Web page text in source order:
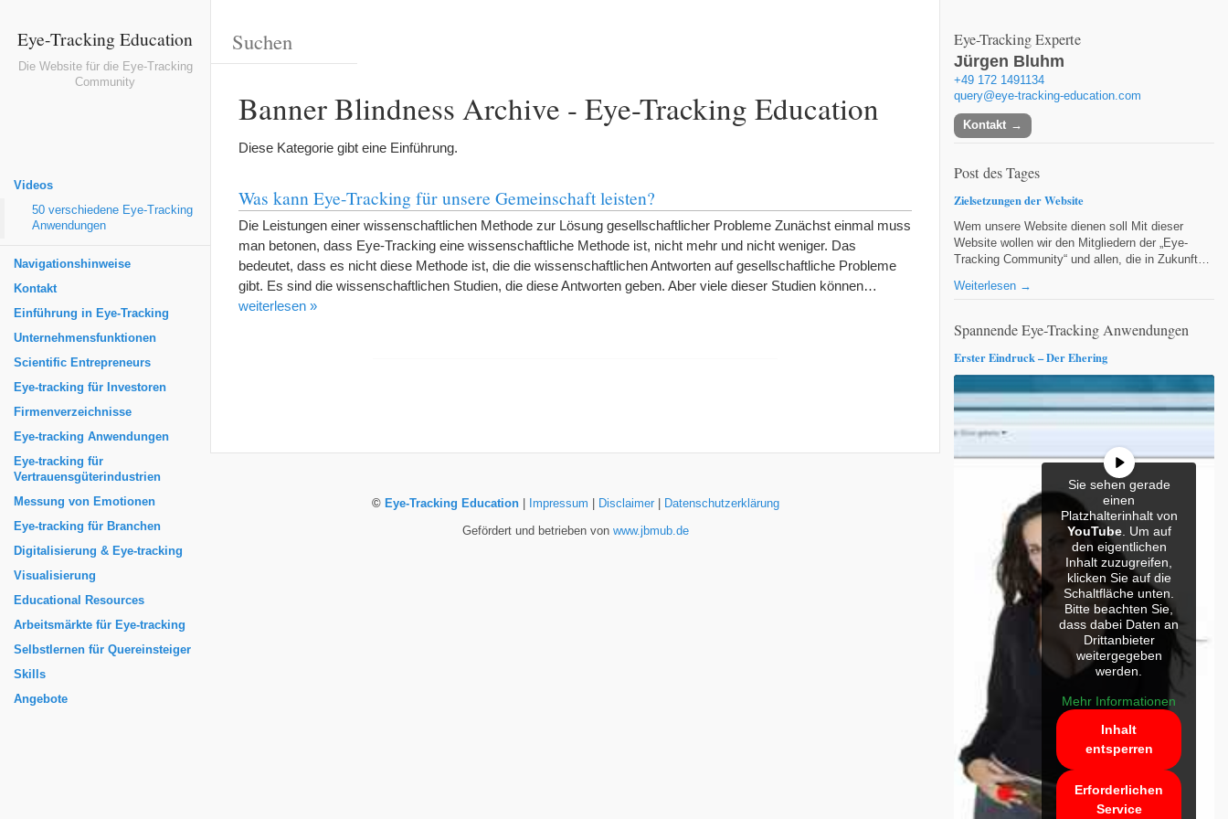
Eye-Tracking Education
Die Website für die Eye-Tracking
Community
Videos
50 verschiedene Eye-Tracking
Anwendungen
Navigationshinweise
Kontakt
Einführung in Eye-Tracking
Unternehmensfunktionen
Scientific Entrepreneurs
Eye-tracking für Investoren
Firmenverzeichnisse
Eye-tracking Anwendungen
Eye-tracking für
Vertrauensgüterindustrien
Messung von Emotionen
Eye-tracking für Branchen
Digitalisierung & Eye-tracking
Visualisierung
Educational Resources
Arbeitsmärkte für Eye-tracking
Selbstlernen für Quereinsteiger
Skills
Angebote
Banner Blindness Archive - Eye-Tracking Education
Diese Kategorie gibt eine Einführung.
Was kann Eye-Tracking für unsere Gemeinschaft leisten?
Die Leistungen einer wissenschaftlichen Methode zur Lösung gesellschaftlicher Probleme Zunächst einmal muss
man betonen, dass Eye-Tracking eine wissenschaftliche Methode ist, nicht mehr und nicht weniger. Das
bedeutet, dass es nicht diese Methode ist, die die wissenschaftlichen Antworten auf gesellschaftliche Probleme
gibt. Es sind die wissenschaftlichen Studien, die diese Antworten geben. Aber viele dieser Studien können…
weiterlesen »
Eye-Tracking Experte
Jürgen Bluhm
+49 172 1491134
query@eye-tracking-education.com
Kontakt
Post des Tages
Zielsetzungen der Website
Wem unsere Website dienen soll Mit dieser
Website wollen wir den Mitgliedern der „Eye-
Tracking Community“ und allen, die in Zukunft…
Weiterlesen →
Spannende Eye-Tracking Anwendungen
Erster Eindruck – Der Ehering
Sie sehen gerade
einen
Platzhalterinhalt von
YouTube. Um auf
den eigentlichen
Inhalt zuzugreifen,
klicken Sie auf die
Schaltfläche unten.
Bitte beachten Sie,
dass dabei Daten an
Drittanbieter
weitergegeben
werden.
Mehr Informationen
Inhalt
entsperren
Erforderlichen
Service
© Eye-Tracking Education| Impressum Disclaimer| Datenschutzerklärung
Gefördert und betrieben von www.jbmub.de